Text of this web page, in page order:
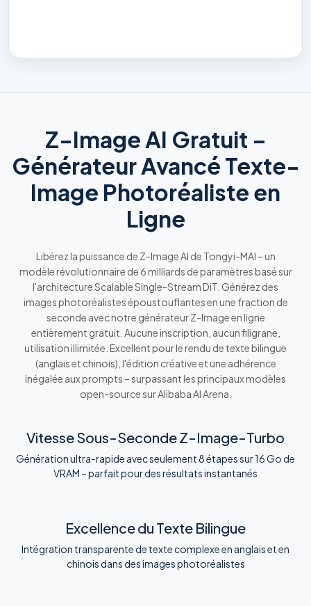
Z-Image AI Gratuit –
Générateur Avancé Texte-
Image Photoréaliste en
Ligne
Libérez la puissance de Z-Image AI de Tongyi-MAI – un
modèle révolutionnaire de 6 milliards de paramètres basé sur
l'architecture Scalable Single-Stream DiT. Générez des
images photoréalistes époustouflantes en une fraction de
seconde avec notre générateur Z-Image en ligne
entièrement gratuit. Aucune inscription, aucun filigrane,
utilisation illimitée. Excellent pour le rendu de texte bilingue
(anglais et chinois), l'édition créative et une adhérence
inégalée aux prompts – surpassant les principaux modèles
open-source sur Alibaba AI Arena.
Vitesse Sous-Seconde Z-Image-Turbo
Génération ultra-rapide avec seulement 8 étapes sur 16 Go de
VRAM – parfait pour des résultats instantanés
Excellence du Texte Bilingue
Intégration transparente de texte complexe en anglais et en
chinois dans des images photoréalistes